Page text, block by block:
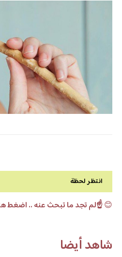
انتظر لحظة
😊☝️لم تجد ما تبحث عنه .. اضغط
شاهد أيضا